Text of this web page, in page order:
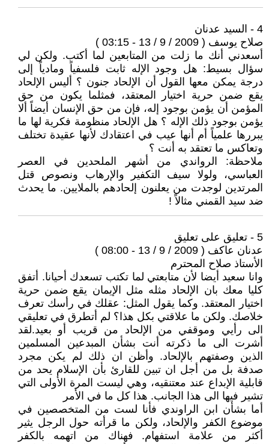
4 - السيد عدنان
صلاح يوسف ( 2009 / 9 / 13 - 03:15 )
أسعدني أنك ما زلت من المتابعين لما أكتب. ولكن لي
سؤال بسيط: هل وجود الإله ثابت فلسفياً ومادياً إلى
درجة يمكن معها القول أن الإلحاد جنون ؟ أليس الإلحاد
يقع ضمن حرية اختيار المعتقد، فمثلما يكون من حق
المؤمن أن يؤمن بوجود إله، فإن من حق الإنسان أيضاً ألا
يؤمن بوجود ذلك الإله ؟ هل الإلحاد منظومة فكرية لها ما
يبررها علمياً أم أنها عيب في اعتقادك لأنها عقيدة تختلف
وتعاكس ما تعتقد به أنت ؟
ملاحظة: الرواندي من أشهر الملحدين في العصر
العباسي، ولولا سيف التكفير والإرهاب ونصوص قتل
المرتدين لوجدت من يعلنون إلحادهم بالملايين. ما يحدث
ضد سيد القمني مثالاً !
5 - تعليق على تعليق
عدنان عاكف ( 2009 / 9 / 13 - 08:00 )
الأستاذ صلاح المحترم
وانا سعيد أيضا لأن متابعتي لما تكتب تسعدك أحيانا. أتفق
كليا معك بان الإلحاد مثله مثل الإيمان يقع ضمن حرية
اختيار المعتقد. وكما يقول المثل: عقلك في رأسك تعرف
خلاصك. ولكن ما علاقتي بكل هذا؟ لم أتطرق في تعليقي
الى رأيي وموقفي من الإلحاد من قريب أو بعيد.لقد
أشرت الى ما ذكرته أنت بشأن المبدعين المسلمين
الذين وصفتهم بالإلحاد. وأظن ان ذلك لم يكن مجرد
صدفة بل من أجل ان تبين للقارئ بأن الإسلام يحد من
قابلية الإبداع عند معتنقيه، وهي ليست المرة الأولى التي
تشير فيها الى هذا الجانب. هذا كل ما في الأمر
أما بشأن ابن الراوندي فأنا لست من المتخصصين في
موضوع الكفر والإلحاد، ولكن ما قرأته حول الرجل يثير
أكثر من علامة استفهام. فهناك من اتهمه بالكفر